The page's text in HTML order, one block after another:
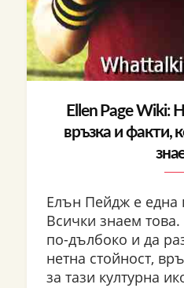
Ellen Page Wiki:
връзка и факти,
Елън Пейдж е една
Всички знаем
по-дълбоко и да
нетна стойност,
за тази културна